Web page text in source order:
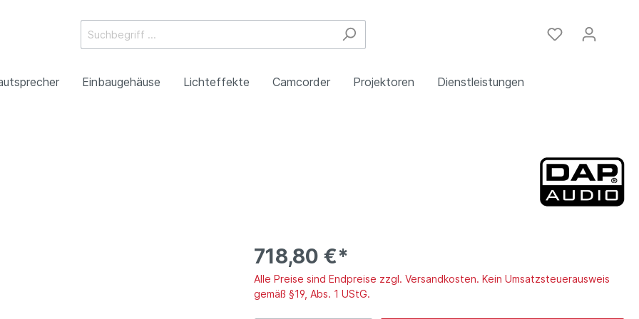
Einbaugehäuse Lichteffekte Camcorder Projektoren Dienstleistungen
718,80 €*
Alle Preise sind Endpreise zzgl. Versandkosten. Kein Umsatzsteuerausweis
gemäß §19, Abs. 1 UStG.